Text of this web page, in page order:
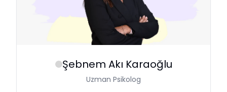
Şebnem Akı Karaoğlu
Uzman Psikolog